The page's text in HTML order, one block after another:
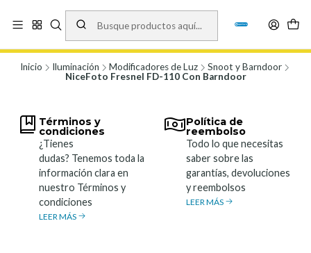
Vísita nuestro local en Los Agustinos 5478, Ñuñoa. Lunes a Viernes 9.30 a
19.00, Sábados 10:00 a 19:00 y Domingos de 10:00 a 17:00
Inicio Iluminación Modificadores de Luz
Snoot y Barndoor
NiceFoto Fresnel FD-110 Con Barndoor
Términos y
condiciones
¿Tienes
dudas? Tenemos toda la
información clara en
nuestro Términos y
condiciones
LEER MÁS
Política de
reembolso
Todo lo que necesitas
saber sobre las
garantías, devoluciones
y reembolsos
LEER MÁS